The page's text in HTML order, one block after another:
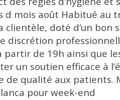
d mois août Habitué au
clientèle, doté d’un bon
discrétion
partir de 19h ainsi que
un soutien efficace à
de qualité aux patients.
pour week-end